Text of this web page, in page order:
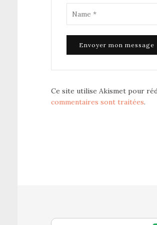
Ce site utilise Akismet pour
commentaires sont traitées.